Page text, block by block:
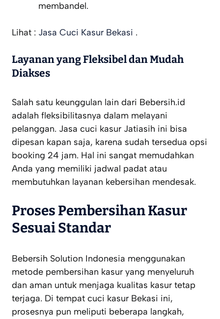
membandel.
Lihat : Jasa Cuci Kasur Bekasi .
Layanan yang Fleksibel dan Mudah
Diakses
Salah satu keunggulan lain dari Bebersih.id
adalah fleksibilitasnya dalam melayani
pelanggan. Jasa cuci kasur Jatiasih ini bisa
dipesan kapan saja, karena sudah tersedua opsi
booking 24 jam. Hal ini sangat memudahkan
Anda yang memiliki jadwal padat atau
membutuhkan layanan kebersihan mendesak.
Proses Pembersihan Kasur
Sesuai Standar
Bebersih Solution Indonesia menggunakan
metode pembersihan kasur yang menyeluruh
dan aman untuk menjaga kualitas kasur tetap
terjaga. Di tempat cuci kasur Bekasi ini,
prosesnya pun meliputi beberapa langkah,